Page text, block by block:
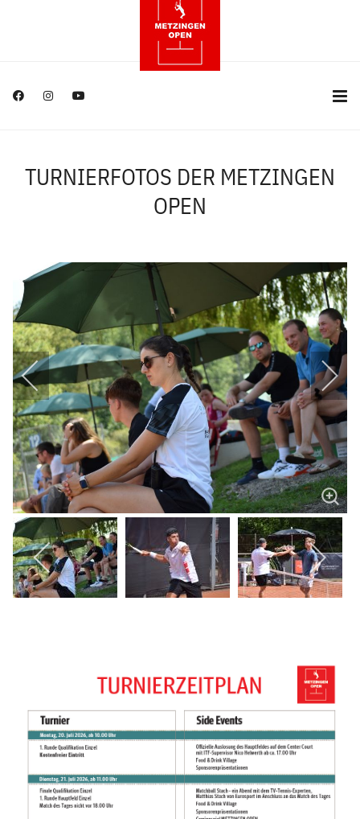
TURNIERFOTOS DER METZINGEN
OPEN